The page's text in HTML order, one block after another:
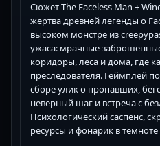
Сюжет The Faceless Man +
жертва древней легенды о
высоком монстре из
ужаса: мрачные
коридоры, леса и дома, где
преследователя. Геймплей
сборе улик о пропавших,
неверный шаг и встреча с
Психологический саспенс,
ресурсы и фонарик в